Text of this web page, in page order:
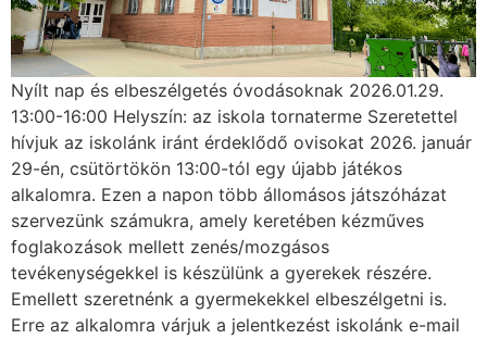
Nyílt nap és elbeszélgetés óvodásoknak 2026.01.29.
13:00-16:00 Helyszín: az iskola tornaterme Szeretettel
hívjuk az iskolánk iránt érdeklődő ovisokat 2026. január
29-én, csütörtökön 13:00-tól egy újabb játékos
alkalomra. Ezen a napon több állomásos játszóházat
szervezünk számukra, amely keretében kézműves
foglakozások mellett zenés/mozgásos
tevékenységekkel is készülünk a gyerekek részére.
Emellett szeretnénk a gyermekekkel elbeszélgetni is.
Erre az alkalomra várjuk a jelentkezést iskolánk e-mail